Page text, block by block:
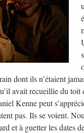
dont ils n’étaient
avait recueillie du
Kenne peut
pas. Ils se voient.
et à guetter les dates